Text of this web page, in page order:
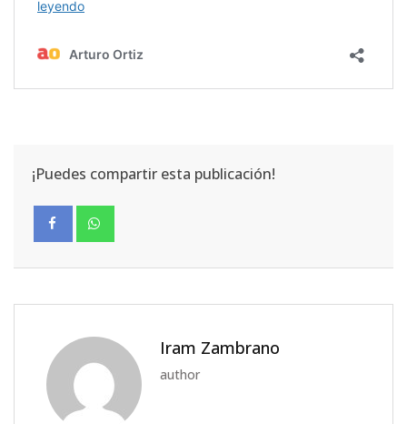
¡Puedes compartir esta publicación!
Iram Zambrano
author